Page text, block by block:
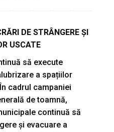
DE STRÂNGERE ȘI
USCATE
să execute
a spațiilor
cadrul campaniei
de toamnă,
continuă să
și evacuare a